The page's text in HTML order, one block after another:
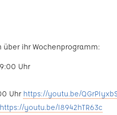
ihr Wochenprogramm:
Uhr
Uhr https://youtu.be/
https://youtu.be/I8942hTR63c